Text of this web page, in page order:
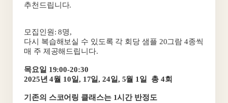
추천드립니다.
모집인원: 8명,
다시 복습해보실 수 있도록 각 회당 샘플 20그람 4종씩
매 주 제공해드립니다.
목요일 19:00-20:30
2025년 4월 10일, 17일, 24일, 5월 1일
총 4회
기존의 스코어링 클래스는 1시간 반정도